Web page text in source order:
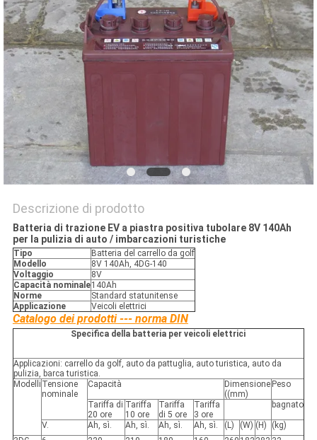
Descrizione di prodotto
Batteria di trazione EV a piastra positiva tubolare 8V 140Ah
per la pulizia di auto / imbarcazioni turistiche
Tipo
Batteria del carrello da golf
Modello
8V 140Ah, 4DG-140
Voltaggio
8V
Capacità nominale140Ah
Norme
Standard statunitense
Applicazione
Veicoli elettrici
Catalogo dei prodotti --- norma DIN
Specifica della batteria per veicoli elettrici
Applicazioni: carrello da golf, auto da pattuglia, auto turistica, auto da
pulizia, barca turistica.
Modelli Tensione
nominale
Capacità
Dimensione
((mm)
Peso
Tariffa di
20 ore
Tariffa
10 ore
Tariffa
di 5 ore
Tariffa
3 ore
bagnato
V. Ah, sì. Ah, sì. Ah, sì. Ah, sì. (L) (W) (H)
(kg)